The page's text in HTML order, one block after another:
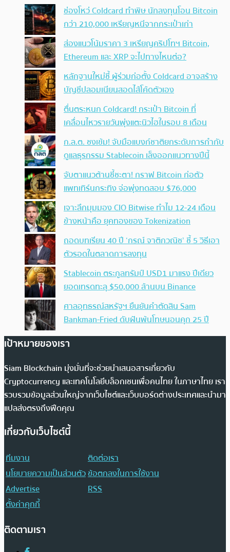
ช่องโหว่ Coldcard ทำพิษ นักลงทุนโอน Bitcoin
กว่า 210,000 เหรียญหนีจากกระเป๋าเก่า
ส่องแนวโน้มราคา 3 เหรียญคริปโทฯ Bitcoin,
Ethereum และ XRP จะไปทางไหนต่อ?
หลักฐานใหม่ชี้ ผู้ร่วมก่อตั้ง Coldcard อาจสร้าง
บัญชีปลอมเนียนสอดไส้โค้ดตัวเอง
ตื่นตระหนก Coldcard! กระเป๋า Bitcoin ที่
เคลื่อนไหวรายวันพุ่งแตะนิวไฮในรอบ 8 เดือน
ก.ล.ต. ชงเข้ม! จับมือแบงก์ชาติยกระดับการกำกับ
ดูแลธุรกรรม Stablecoin เล็งออกแนวทางปีนี้
จับตาแนวต้านชี้ชะตา! กราฟ Bitcoin ก่อตัว
แพทเทิร์นกระทิง จ่อพุ่งทดสอบ $76,000
เจาะลึกมุมมอง CIO Bitwise ทำไม 12-24 เดือน
ข้างหน้าคือ ยุคทองของ Tokenization
ถอดบทเรียน 40 ปี ‘กรณ์ จาติกวณิช’ ชี้ 5 วิธีเอา
ตัวรอดในตลาดการลงทุน
Stablecoin ตระกูลทรัมป์ USD1 มาแรง ปีเดียว
ยอดเทรดทะลุ $50,000 ล้านบน Binance
ศาลอุทธรณ์สหรัฐฯ ยืนยันคำตัดสิน Sam
Bankman-Fried ดับฝันพ้นโทษนอนคุก 25 ปี
เป้าหมายของเรา
Siam Blockchain มุ่งมั่นที่จะช่วยนำเสนอสารเกี่ยวกับ
Cryptocurrency และเทคโนโลยีบล็อกเชนเพื่อคนไทย ในภาษาไทย เรา
รวบรวมข้อมูลส่วนใหญ่จากเว็บไซต์และเว็บบอร์ดต่างประเทศและนำมา
แปลส่งตรงถึงฟีดคุณ
เกี่ยวกับเว็บไซต์นี้
ทีมงาน
ติดต่อเรา
นโยบายความเป็นส่วนตัวข้อตกลงในการใช้งาน
Advertise
RSS
ตั้งค่าคุกกี้
ติดตามเรา